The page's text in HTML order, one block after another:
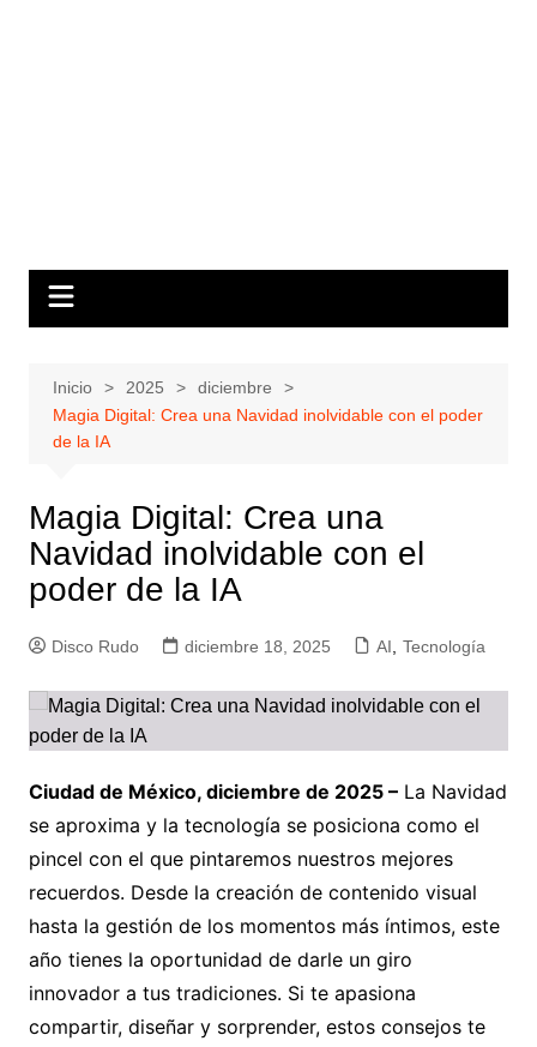
Inicio 2025
diciembre
Magia Digital: Crea una Navidad inolvidable con el poder
de la IA
Magia Digital: Crea una
Navidad inolvidable con el
poder de la IA
Disco Rudo diciembre 18, 2025 AI Tecnología
Ciudad de México, diciembre de 2025 –La Navidad
se aproxima y la tecnología se posiciona como el
pincel con el que pintaremos nuestros mejores
recuerdos. Desde la creación de contenido visual
hasta la gestión de los momentos más íntimos, este
año tienes la oportunidad de darle un giro
innovador a tus tradiciones. Si te apasiona
compartir, diseñar y sorprender, estos consejos te